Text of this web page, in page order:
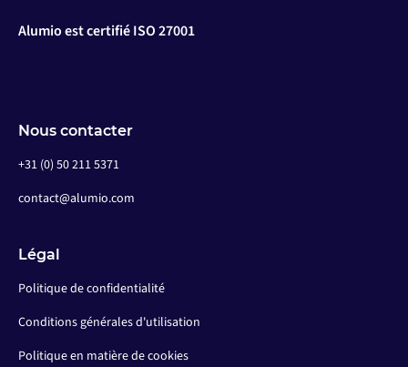
Alumio est certifié ISO 27001
Nous contacter
+31 (0) 50 211 5371
contact@alumio.com
Légal
Politique de confidentialité
Conditions générales d'utilisation
Politique en matière de cookies